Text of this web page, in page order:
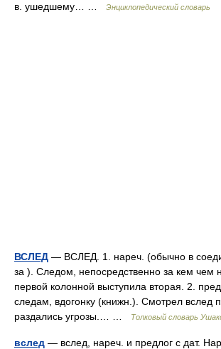
в. ушедшему… …
Энциклопедический словарь
ВСЛЕД — ВСЛЕД. 1. нареч. (обычно в
за ). Следом, непосредственно за кем чем
первой колонной выступила вторая. 2.
следам, вдогонку (книжн.). Смотрел вслед
раздались угрозы.… …
Толковый словарь
вслед — вслед, нареч. и предлог с дат.